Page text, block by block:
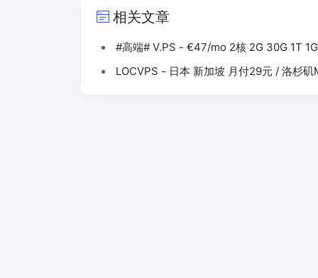
相关文章
#高端# V.PS - €47/mo 2核 2G 30G 1T
LOCVPS - 日本 新加坡 月付29元 / 洛杉矶